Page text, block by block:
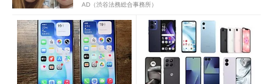
AD（渋谷法務総合事務所）